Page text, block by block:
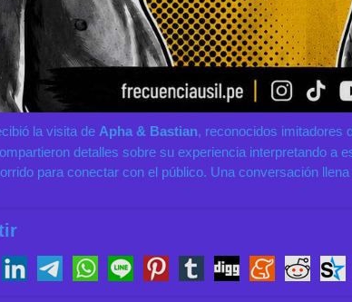
la visita de Apha & Bastian, reconocidos imitadores
detalles sobre su experiencia interpretando a
para conectar con el público. Una conversación